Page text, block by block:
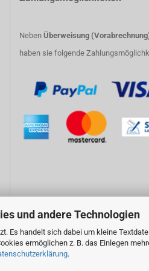
und andere Technologien
Es handelt sich dabei um kleine
ermöglichen z. B. das Einlegen
.
NebenÜberweisung
haben sie folgende